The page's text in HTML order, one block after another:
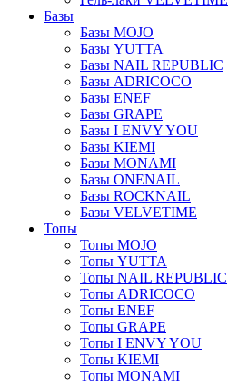
Базы
Базы MOJO
Базы YUTTA
Базы NAIL REPUBLIC
Базы ADRICOCO
Базы ENEF
Базы GRAPE
Базы I ENVY YOU
Базы KIEMI
Базы MONAMI
Базы ONENAIL
Базы ROCKNAIL
Базы VELVETIME
Топы
Топы MOJO
Топы YUTTA
Топы NAIL REPUBLIC
Топы ADRICOCO
Топы ENEF
Топы GRAPE
Топы I ENVY YOU
Топы KIEMI
Топы MONAMI